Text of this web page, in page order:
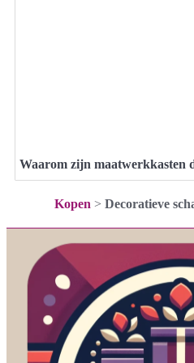
Waarom zijn maatwerkkasten
Kopen > Decoratieve